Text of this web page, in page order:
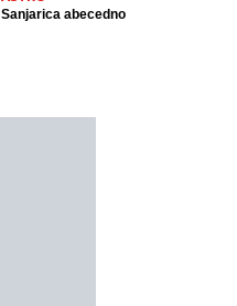
Sanjarica abecedno